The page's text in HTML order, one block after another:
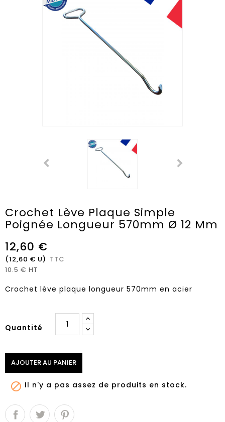
Crochet Lève Plaque Simple
Poignée Longueur 570mm Ø 12 Mm
12,60 €
(12,60 € U) TTC
10.5 € HT
Crochet lève plaque longueur 570mm en acier
Quantité
AJOUTER AU PANIER
 Il n'y a pas assez de produits en stock.